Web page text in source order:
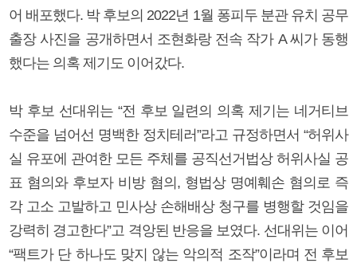
어 배포했다. 박 후보의 2022년 1월 퐁피두 분관 유치 공무
출장 사진을 공개하면서 조현화랑 전속 작가 A 씨가 동행
했다는 의혹 제기도 이어갔다.
박 후보 선대위는 “전 후보 일련의 의혹 제기는 네거티브
수준을 넘어선 명백한 정치테러”라고 규정하면서 “허위사
실 유포에 관여한 모든 주체를 공직선거법상 허위사실 공
표 혐의와 후보자 비방 혐의, 형법상 명예훼손 혐의로 즉
각 고소 고발하고 민사상 손해배상 청구를 병행할 것임을
강력히 경고한다”고 격앙된 반응을 보였다. 선대위는 이어
“팩트가 단 하나도 맞지 않는 악의적 조작”이라며 전 후보